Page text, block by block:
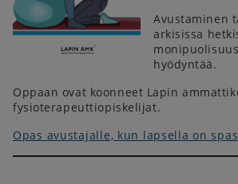
Avustaminen
arkisissa
hyödyntää.
Oppaan ovat koonneet Lapin
fysioterapeuttiopiskelijat.
Opas avustajalle, kun lapsella on